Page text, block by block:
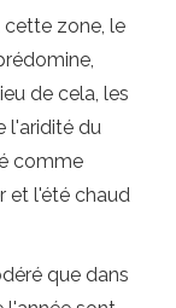
zone, le
de cela, les
l'aridité du
comme
et l'été chaud
que dans